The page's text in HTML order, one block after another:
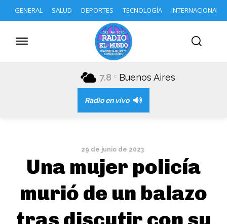
GENERAL SALUD DEPORTES TECNOLOGÍA INTERNACIONAL
7.8 C Buenos Aires
Radio en vivo
29 de junio de 2023
Una mujer policía
murió de un balazo